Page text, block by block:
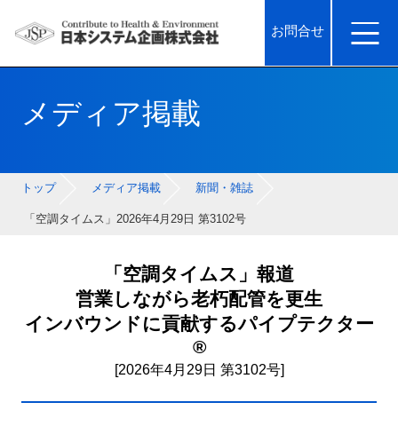
お問合せ
メディア掲載
トップ メディア掲載 新聞・雑誌
「空調タイムス」2026年4月29日 第3102号
「空調タイムス」報道
営業しながら老朽配管を更生
インバウンドに貢献するパイプテクター
®
[2026年4月29日 第3102号]